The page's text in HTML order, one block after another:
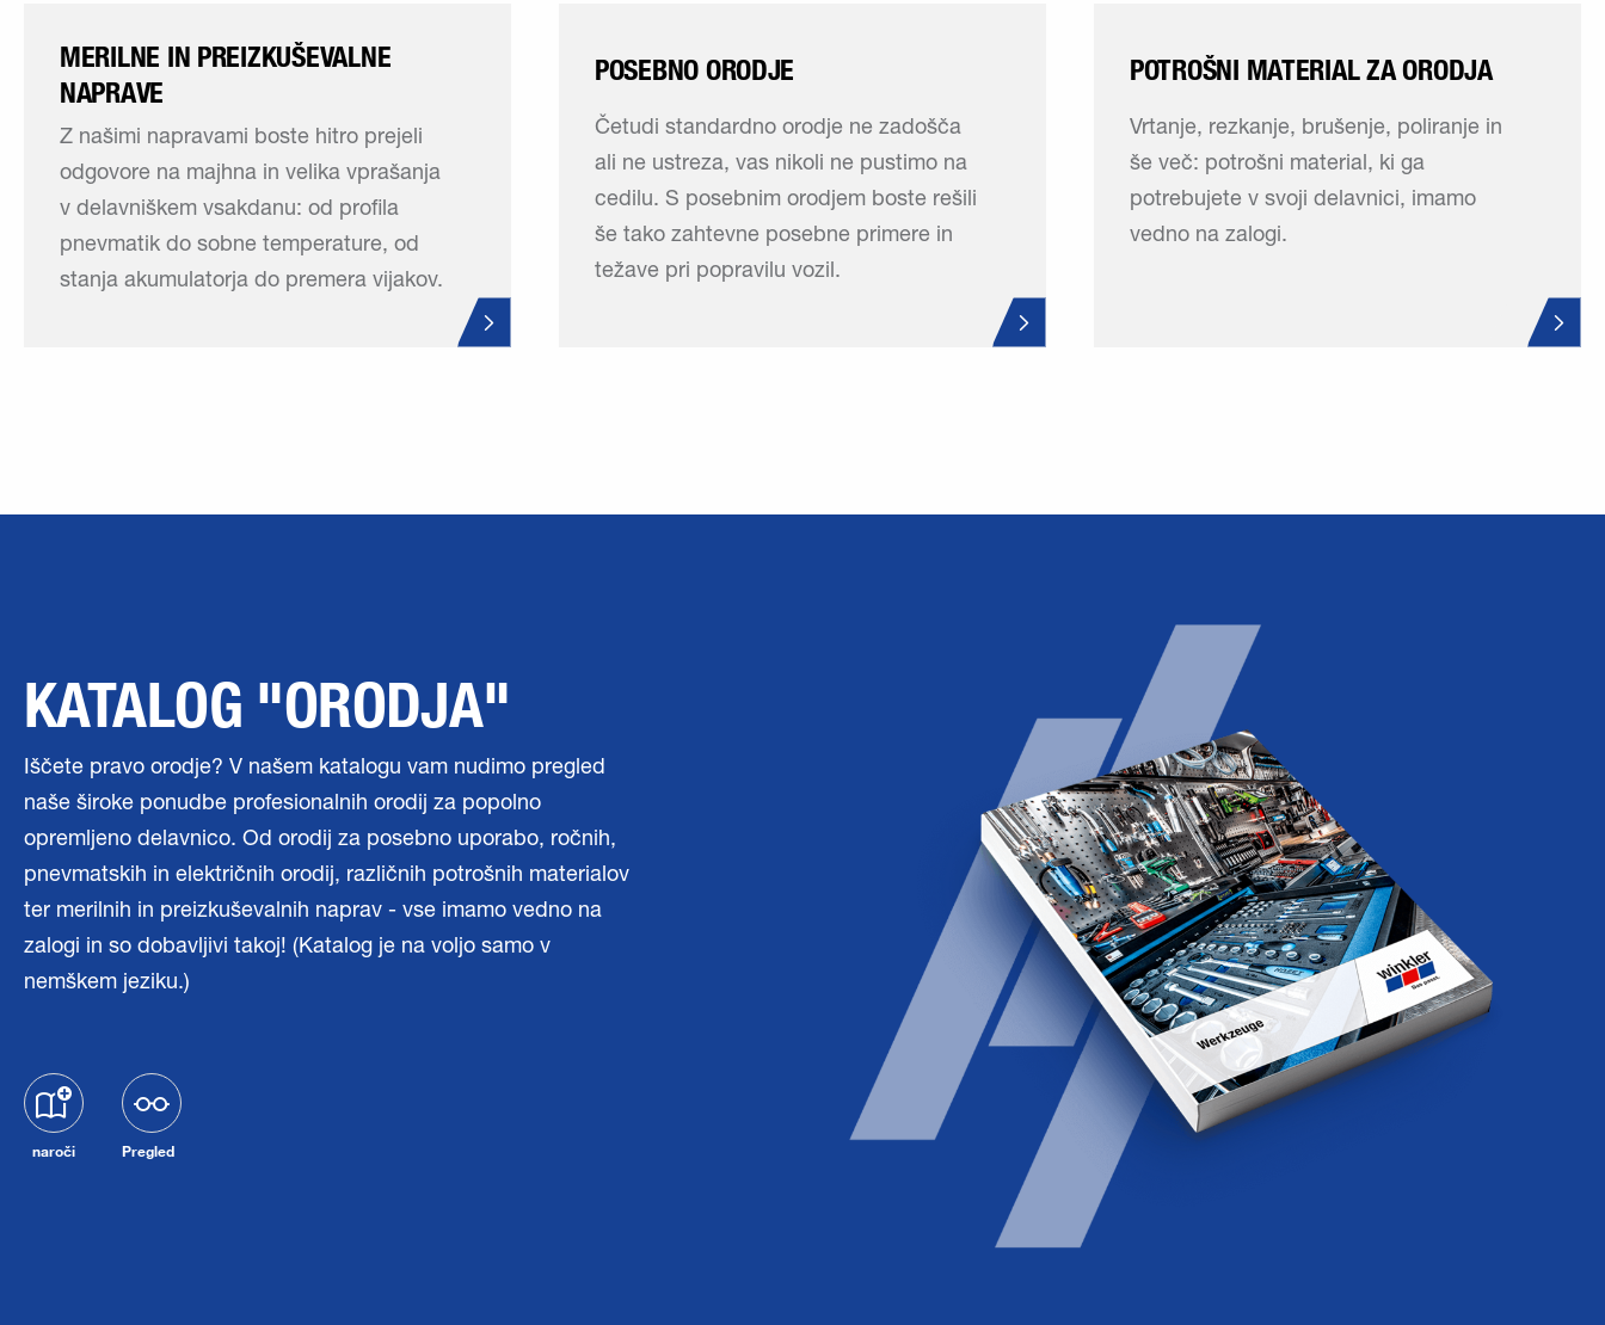
MERILNE IN PREIZKUŠEVALNE
NAPRAVE
Z našimi napravami boste hitro prejeli
odgovore na majhna in velika vprašanja
v delavniškem vsakdanu: od profila
pnevmatik do sobne temperature, od
stanja akumulatorja do premera vijakov.
POSEBNO ORODJE
Četudi standardno orodje ne zadošča
ali ne ustreza, vas nikoli ne pustimo na
cedilu. S posebnim orodjem boste rešili
še tako zahtevne posebne primere in
težave pri popravilu vozil.
POTROŠNI MATERIAL ZA ORODJA
Vrtanje, rezkanje, brušenje, poliranje in
še več: potrošni material, ki ga
potrebujete v svoji delavnici, imamo
vedno na zalogi.
KATALOG "ORODJA"
Iščete pravo orodje? V našem katalogu vam nudimo pregled
naše široke ponudbe profesionalnih orodij za popolno
opremljeno delavnico. Od orodij za posebno uporabo, ročnih,
pnevmatskih in električnih orodij, različnih potrošnih materialov
ter merilnih in preizkuševalnih naprav - vse imamo vedno na
zalogi in so dobavljivi takoj! (Katalog je na voljo samo v
nemškem jeziku.)
naroči Pregled